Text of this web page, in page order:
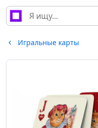
Игральные карты